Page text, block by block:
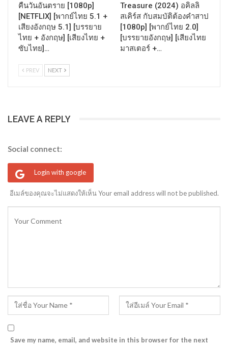
คืนวันอันตราย [1080p]
[NETFLIX] [พากย์ไทย 5.1 +
เสียงอังกฤษ 5.1] [บรรยาย
ไทย + อังกฤษ] [เสียงไทย +
ซับไทย]…
Treasure (2024) อคิลลิ
สเคิร์ส กับสมบัติต้องคำสาป
[1080p] [พากย์ไทย 2.0]
[บรรยายอังกฤษ] [เสียงไทย
มาสเตอร์ +…
PREV NEXT
LEAVE A REPLY
Social connect:
Login with google
อีเมล์ของคุณจะไม่แสดงให้เห็น Your email address will not be published.
Save my name, email, and website in this browser for the next